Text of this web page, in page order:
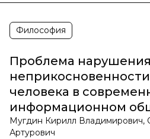
Философия
Проблема нарушения
человека в
информационном
Мугдин Кирилл Владимирович,
Артурович